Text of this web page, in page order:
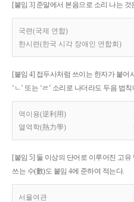
[붙임 3] 준말에서 본음으로 소리 나는 것
국련(국제 연합)
한시련(한국 시각 장애인 연합회)
[붙임 4] 접두사처럼 쓰이는 한자가 붙
‘ㄴ’ 또는 ‘ㄹ’ 소리로 나더라도 두음 법
역이용(逆利用)
열역학(熱力學)
[붙임 5] 둘 이상의 단어로 이루어진 고
쓰는 수(數)도 붙임 4에 준하여 적는다.
서울여관